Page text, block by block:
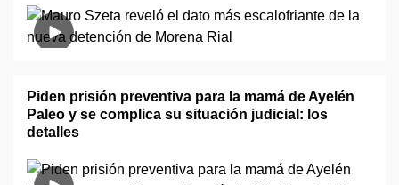
Piden prisión preventiva para la mamá de Ayelén
Paleo y se complica su situación judicial: los
detalles